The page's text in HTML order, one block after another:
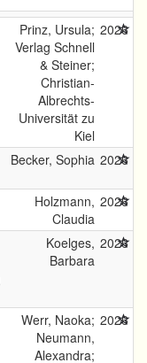
Prinz, Ursula;
Verlag Schnell
& Steiner;
Christian-
Albrechts-
Universität zu
Kiel
2026
Becker, Sophia 2026
Holzmann,
Claudia
2026
Koelges,
Barbara
2026
Werr, Naoka;
Neumann,
Alexandra;
2026